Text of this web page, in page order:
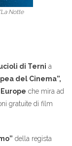
Notte
di Terni a
del Cinema”,
Europe che mira ad
gratuite di film
della regista